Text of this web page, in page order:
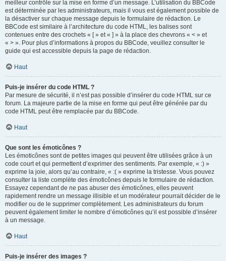
meilleur contrôle sur la mise en forme d’un message. L’utilisation du BBCode
est déterminée par les administrateurs, mais il vous est également possible de
la désactiver sur chaque message depuis le formulaire de rédaction. Le
BBCode est similaire à l’architecture du code HTML, les balises sont
contenues entre des crochets « [ » et « ] » à la place des chevrons « < » et
« > ». Pour plus d’informations à propos du BBCode, veuillez consulter le
guide qui est accessible depuis la page de rédaction.
Haut
Puis-je insérer du code HTML ?
Par mesure de sécurité, il n’est pas possible d’insérer du code HTML sur ce
forum. La majeure partie de la mise en forme qui peut être générée par du
code HTML peut être remplacée par du BBCode.
Haut
Que sont les émoticônes ?
Les émoticônes sont de petites images qui peuvent être utilisées grâce à un
code court et qui permettent d’exprimer des sentiments. Par exemple, « :) »
exprime la joie, alors qu’au contraire, « :( » exprime la tristesse. Vous pouvez
consulter la liste complète des émoticônes depuis le formulaire de rédaction.
Essayez cependant de ne pas abuser des émoticônes, elles peuvent
rapidement rendre un message illisible et un modérateur pourrait décider de le
modifier ou de le supprimer complètement. Les administrateurs du forum
peuvent également limiter le nombre d’émoticônes qu’il est possible d’insérer
à un message.
Haut
Puis-je insérer des images ?